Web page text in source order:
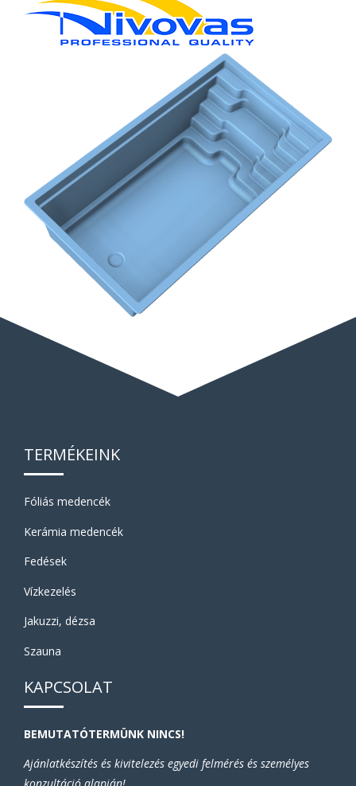
TERMÉKEINK
Fóliás medencék
Kerámia medencék
Fedések
Vízkezelés
Jakuzzi, dézsa
Szauna
KAPCSOLAT
BEMUTATÓTERMÜNK NINCS!
Ajánlatkészítés és kivitelezés egyedi felmérés és személyes